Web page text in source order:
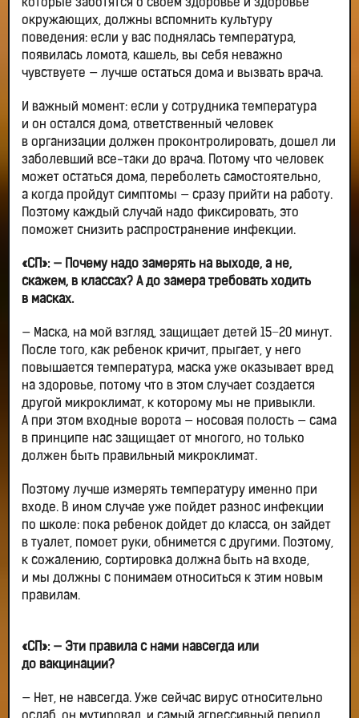
которые заботятся о своем здоровье и здоровье
окружающих, должны вспомнить культуру
поведения: если у вас поднялась температура,
появилась ломота, кашель, вы себя неважно
чувствуете — лучше остаться дома и вызвать врача.
И важный момент: если у сотрудника температура
и он остался дома, ответственный человек
в организации должен проконтролировать, дошел ли
заболевший все-таки до врача. Потому что человек
может остаться дома, переболеть самостоятельно,
а когда пройдут симптомы — сразу прийти на работу.
Поэтому каждый случай надо фиксировать, это
поможет снизить распространение инфекции.
«СП»: — Почему надо замерять на выходе, а не,
скажем, в классах? А до замера требовать ходить
в масках.
— Маска, на мой взгляд, защищает детей 15−20 минут.
После того, как ребенок кричит, прыгает, у него
повышается температура, маска уже оказывает вред
на здоровье, потому что в этом случает создается
другой микроклимат, к которому мы не привыкли.
А при этом входные ворота — носовая полость — сама
в принципе нас защищает от многого, но только
должен быть правильный микроклимат.
Поэтому лучше измерять температуру именно при
входе. В ином случае уже пойдет разнос инфекции
по школе: пока ребенок дойдет до класса, он зайдет
в туалет, помоет руки, обнимется с другими. Поэтому,
к сожалению, сортировка должна быть на входе,
и мы должны с понимаем относиться к этим новым
правилам.
«СП»: — Эти правила с нами навсегда или
до вакцинации?
— Нет, не навсегда. Уже сейчас вирус относительно